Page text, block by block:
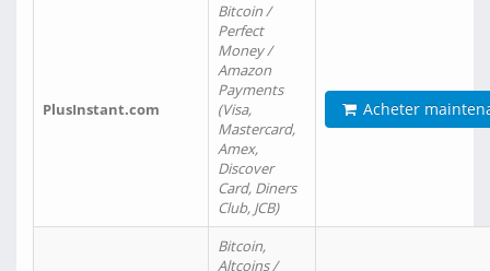
PlusInstant.com
Bitcoin /
Perfect
Money /
Amazon
Payments
(Visa,
Mastercard,
Amex,
Discover
Card, Diners
Club, JCB)
Acheter
Bitcoin,
Altcoins /